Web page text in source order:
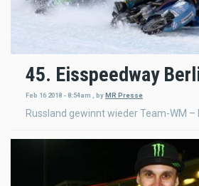
45. Eisspeedway
Feb 16 2018 - 8:54am byMR Presse
Russland gewinnt wieder Team-WM –